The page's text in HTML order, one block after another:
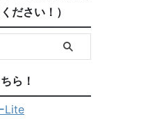
ださい！）
ら！
Lite